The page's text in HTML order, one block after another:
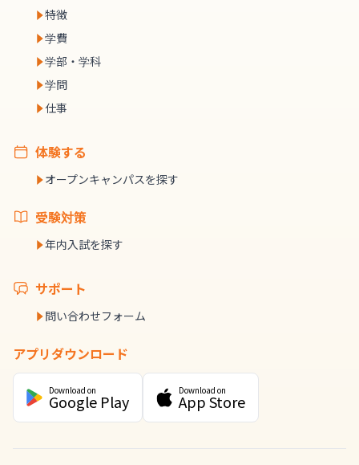
特徴
学費
学部・学科
学問
仕事
体験する
オープンキャンパスを探す
受験対策
年内入試を探す
サポート
問い合わせフォーム
アプリダウンロード
Download on
Google Play
Download on
App Store